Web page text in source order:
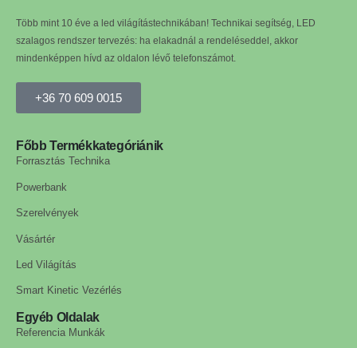
Több mint 10 éve a led világítástechnikában! Technikai segítség, LED
szalagos rendszer tervezés: ha elakadnál a rendeléseddel, akkor
mindenképpen hívd az oldalon lévő telefonszámot.
+36 70 609 0015
Főbb Termékkategóriánik
Forrasztás Technika
Powerbank
Szerelvények
Vásártér
Led Világítás
Smart Kinetic Vezérlés
Egyéb Oldalak
Referencia Munkák